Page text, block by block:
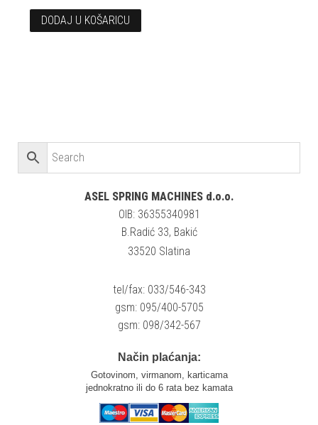
DODAJ U KOŠARICU
ASEL SPRING MACHINES d.o.o.
OIB: 36355340981
B.Radić 33, Bakić
33520 Slatina
tel/fax: 033/546-343
gsm: 095/400-5705
gsm: 098/342-567
Način plaćanja:
Gotovinom, virmanom, karticama
jednokratno ili do 6 rata bez kamata